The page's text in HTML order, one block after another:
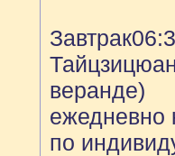
веранде)
ежедневно
по